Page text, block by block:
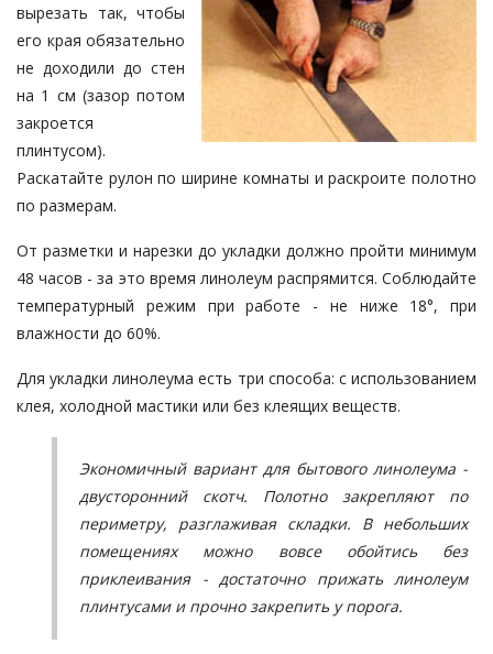
вырезать так, чтобы
его края обязательно
не доходили до стен
на 1 см (зазор потом
закроется
плинтусом).
Раскатайте рулон по ширине комнаты и раскроите полотно
по размерам.
От разметки и нарезки до укладки должно пройти минимум
48 часов - за это время линолеум распрямится. Соблюдайте
температурный режим при работе - не ниже 18°, при
влажности до 60%.
Для укладки линолеума есть три способа: с использованием
клея, холодной мастики или без клеящих веществ.
Экономичный вариант для бытового линолеума -
двусторонний скотч. Полотно закрепляют по
периметру, разглаживая складки. В небольших
помещениях можно вовсе обойтись без
приклеивания - достаточно прижать линолеум
плинтусами и прочно закрепить у порога.